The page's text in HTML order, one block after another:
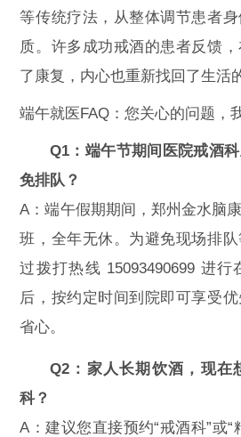
等传统疗法，从整体调节患者
质。许多成功戒酒的患者反馈
了康复，内心也重新找回了生活
端午就医FAQ：您关心的问题，
Q1：端午节期间医院戒酒
免排队？
A：端午假期期间，郑州金水脑
班，全年无休。为避免现场排
过拨打热线 15093490699 进
后，按约定时间到院即可享受
省心。
Q2：家人长期饮酒，现在
科？
A：建议您直接预约“戒酒科”或“